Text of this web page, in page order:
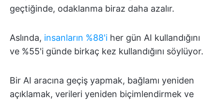
geçtiğinde, odaklanma biraz daha azalır.
Aslında, insanların %88'i her gün AI kullandığını
ve %55'i günde birkaç kez kullandığını söylüyor.
Bir AI aracına geçiş yapmak, bağlamı yeniden
açıklamak, verileri yeniden biçimlendirmek ve